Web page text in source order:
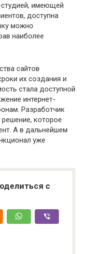
имеющей
доступна
можно
наиболее
сайтов
их создания и
стала доступной
интернет-
Разработчик
которое
А в дальнейшем
уже
с